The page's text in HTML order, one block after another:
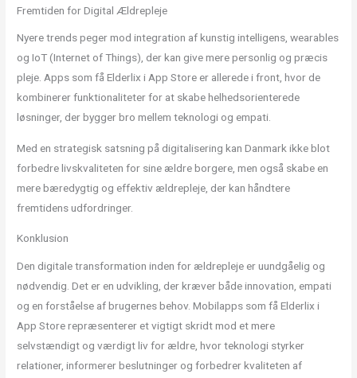
Fremtiden for Digital Ældrepleje
Nyere trends peger mod integration af kunstig intelligens, wearables
og IoT (Internet of Things), der kan give mere personlig og præcis
pleje. Apps som få Elderlix i App Store er allerede i front, hvor de
kombinerer funktionaliteter for at skabe helhedsorienterede
løsninger, der bygger bro mellem teknologi og empati.
Med en strategisk satsning på digitalisering kan Danmark ikke blot
forbedre livskvaliteten for sine ældre borgere, men også skabe en
mere bæredygtig og effektiv ældrepleje, der kan håndtere
fremtidens udfordringer.
Konklusion
Den digitale transformation inden for ældrepleje er uundgåelig og
nødvendig. Det er en udvikling, der kræver både innovation, empati
og en forståelse af brugernes behov. Mobilapps som få Elderlix i
App Store repræsenterer et vigtigt skridt mod et mere
selvstændigt og værdigt liv for ældre, hvor teknologi styrker
relationer, informerer beslutninger og forbedrer kvaliteten af